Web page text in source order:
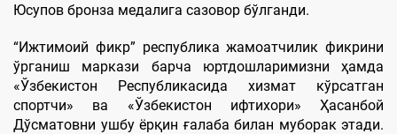
Юсупов бронза медалига сазовор бўлганди.
“Ижтимоий фикр” республика жамоатчилик фикрини
ўрганиш маркази барча юртдошларимизни ҳамда
«Ўзбекистон Республикасида хизмат кўрсатган
спортчи» ва «Ўзбекистон ифтихори» Ҳасанбой
Дўсматовни ушбу ёрқин ғалаба билан муборак этади.